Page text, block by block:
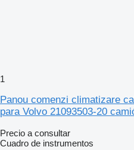
1
Panou comenzi climatizare
para Volvo 21093503-20
Precio a consultar
Cuadro de instrumentos